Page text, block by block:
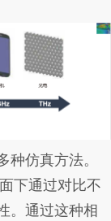
仿真方法。
下通过对比不
。通过这种相